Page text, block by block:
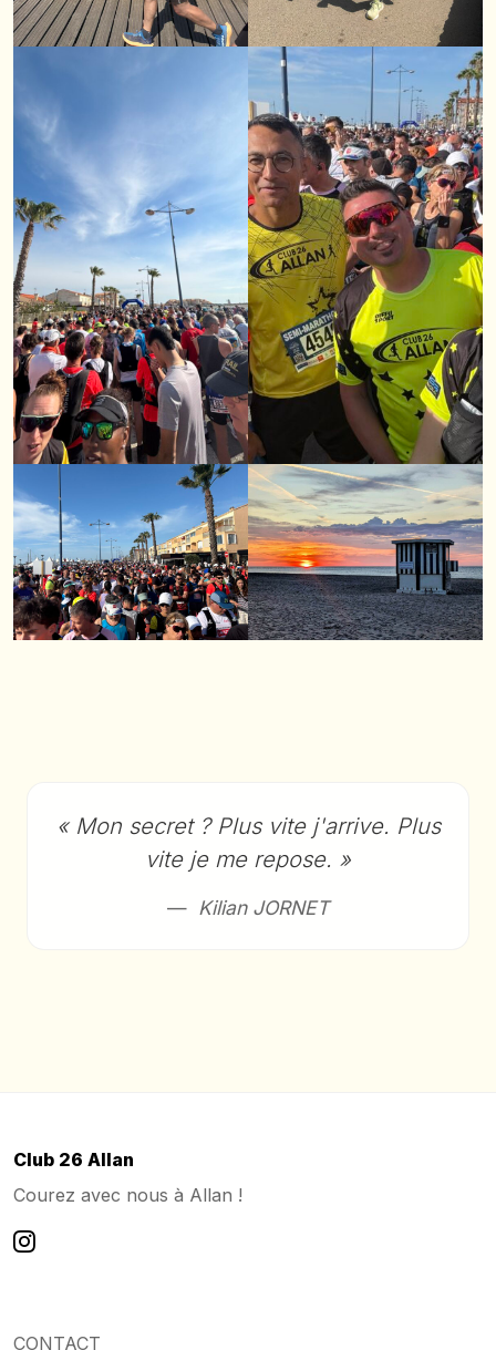
« Mon secret ? Plus vite j'arrive. Plus
vite je me repose. »
Kilian JORNET
Club 26 Allan
Courez avec nous à Allan !
CONTACT